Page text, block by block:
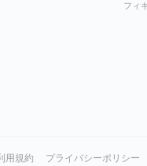
フィ
用規約 プライバシーポリシー